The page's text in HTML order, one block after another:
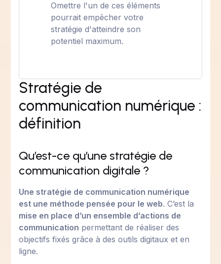
Omettre l'un de ces éléments
pourrait empêcher votre
stratégie d'atteindre son
potentiel maximum.
Stratégie de
communication numérique :
définition
Qu’est-ce qu’une stratégie de
communication digitale ?
Une stratégie de communication numérique
est une méthode pensée pour le web. C’est la
mise en place d’un ensemble d’actions de
communication permettant de réaliser des
objectifs fixés grâce à des outils digitaux et en
ligne.